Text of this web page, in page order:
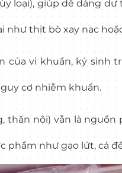
loại), giúp dễ dàng
như thịt bò xay nạc
vi khuẩn, ký sinh
cơ nhiễm khuẩn.
nội) vẫn là nguồn
phẩm như gạo lứt, cá